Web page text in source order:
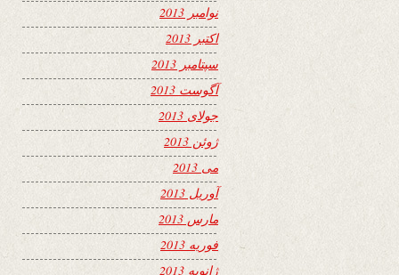
نوامبر 2013
اکتبر 2013
سپتامبر 2013
آگوست 2013
جولای 2013
ژوئن 2013
می 2013
آوریل 2013
مارس 2013
فوریه 2013
ژانویه 2013